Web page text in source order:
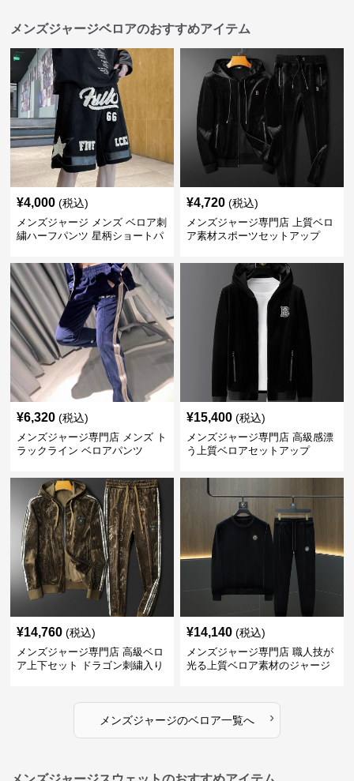
メンズジャージベロアのおすすめアイテム
¥4,000 (税込)
メンズジャージ メンズ ベロア刺
繍ハーフパンツ 星柄ショートパ
¥4,720 (税込)
メンズジャージ専門店 上質ベロ
ア素材スポーツセットアップ
¥6,320 (税込)
メンズジャージ専門店 メンズ ト
ラックライン ベロアパンツ
¥15,400 (税込)
メンズジャージ専門店 高級感漂
う上質ベロアセットアップ
¥14,760 (税込)
メンズジャージ専門店 高級ベロ
ア上下セット ドラゴン刺繍入り
¥14,140 (税込)
メンズジャージ専門店 職人技が
光る上質ベロア素材のジャージ
メンズジャージのベロア一覧へ ›